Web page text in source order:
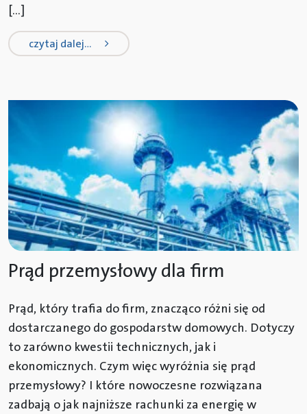
[…]
czytaj dalej…from energia dla samorządów
Prąd przemysłowy dla firm
Prąd, który trafia do firm, znacząco różni się od
dostarczanego do gospodarstw domowych. Dotyczy
to zarówno kwestii technicznych, jak i
ekonomicznych. Czym więc wyróżnia się prąd
przemysłowy? I które nowoczesne rozwiązana
zadbają o jak najniższe rachunki za energię w